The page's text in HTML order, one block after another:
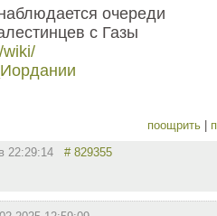
очереди
с Газы
wiki/
поощрить
22:29:14 # 829355